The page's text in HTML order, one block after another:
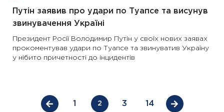
Путін заявив про удари по Туапсе та висунув
звинувачення Україні
Президент Росії Володимир Путін у своїх нових заявах
прокоментував удари по Туапсе та звинуватив Україну
у нібито причетності до інцидентів
1 2 3 14